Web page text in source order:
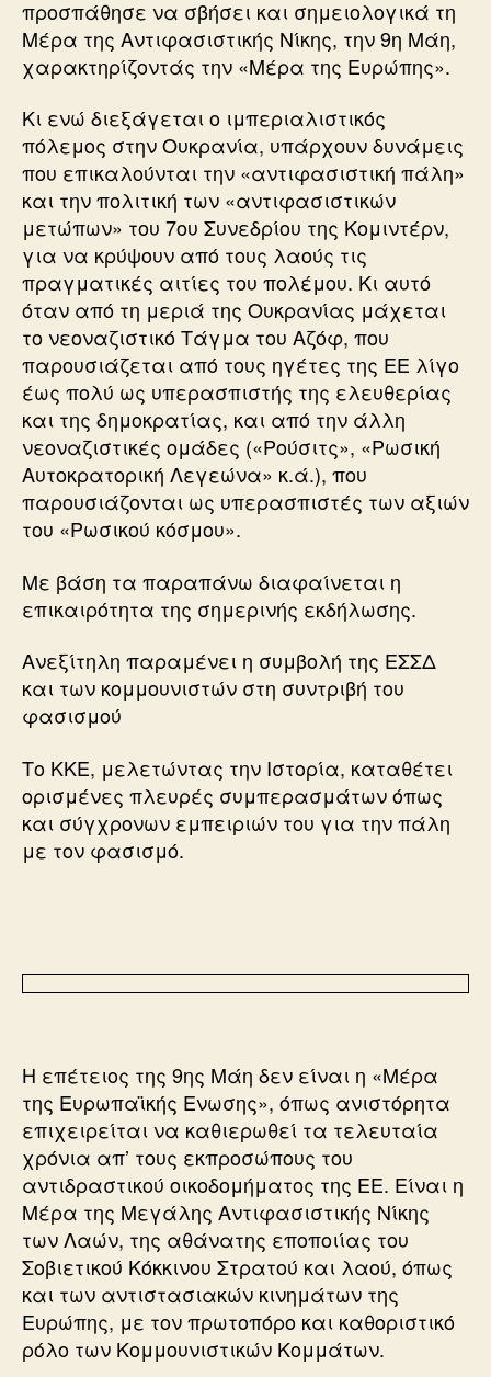
προσπάθησε να σβήσει και σημειολογικά τη
Μέρα της Αντιφασιστικής Νίκης, την 9η Μάη,
χαρακτηρίζοντάς την «Μέρα της Ευρώπης».
Κι ενώ διεξάγεται ο ιμπεριαλιστικός
πόλεμος στην Ουκρανία, υπάρχουν δυνάμεις
που επικαλούνται την «αντιφασιστική πάλη»
και την πολιτική των «αντιφασιστικών
μετώπων» του 7ου Συνεδρίου της Κομιντέρν,
για να κρύψουν από τους λαούς τις
πραγματικές αιτίες του πολέμου. Κι αυτό
όταν από τη μεριά της Ουκρανίας μάχεται
το νεοναζιστικό Τάγμα του Αζόφ, που
παρουσιάζεται από τους ηγέτες της ΕΕ λίγο
έως πολύ ως υπερασπιστής της ελευθερίας
και της δημοκρατίας, και από την άλλη
νεοναζιστικές ομάδες («Ρούσιτς», «Ρωσική
Αυτοκρατορική Λεγεώνα» κ.ά.), που
παρουσιάζονται ως υπερασπιστές των αξιών
του «Ρωσικού κόσμου».
Με βάση τα παραπάνω διαφαίνεται η
επικαιρότητα της σημερινής εκδήλωσης.
Ανεξίτηλη παραμένει η συμβολή της ΕΣΣΔ
και των κομμουνιστών στη συντριβή του
φασισμού
Το ΚΚΕ, μελετώντας την Ιστορία, καταθέτει
ορισμένες πλευρές συμπερασμάτων όπως
και σύγχρονων εμπειριών του για την πάλη
με τον φασισμό.
Η επέτειος της 9ης Μάη δεν είναι η «Μέρα
της Ευρωπαϊκής Ενωσης», όπως ανιστόρητα
επιχειρείται να καθιερωθεί τα τελευταία
χρόνια απ’ τους εκπροσώπους του
αντιδραστικού οικοδομήματος της ΕΕ. Είναι η
Μέρα της Μεγάλης Αντιφασιστικής Νίκης
των Λαών, της αθάνατης εποποιίας του
Σοβιετικού Κόκκινου Στρατού και λαού, όπως
και των αντιστασιακών κινημάτων της
Ευρώπης, με τον πρωτοπόρο και καθοριστικό
ρόλο των Κομμουνιστικών Κομμάτων.